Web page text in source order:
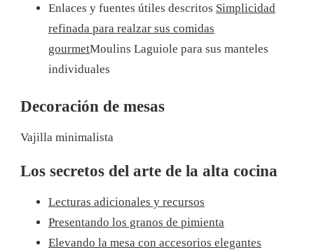
Enlaces y fuentes útiles descritos Simplicidad
refinada para realzar sus comidas
gourmetMoulins Laguiole para sus manteles
individuales
Decoración de mesas
Vajilla minimalista
Los secretos del arte de la alta cocina
Lecturas adicionales y recursos
Presentando los granos de pimienta
Elevando la mesa con accesorios elegantes